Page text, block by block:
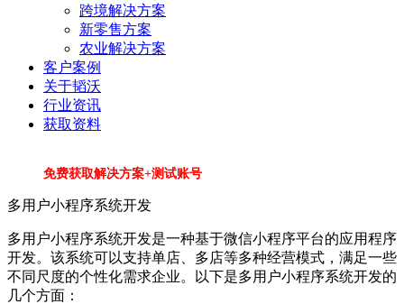
跨境解决方案
新零售方案
农业解决方案
客户案例
关于韬沃
行业资讯
获取资料
免费获取解决方案+测试账号
多用户小程序系统开发
多用户小程序系统开发是一种基于微信小程序平台的应用程序
开发。该系统可以支持单店、多店等多种经营模式，满足一些
不同尺度的个性化需求企业。以下是多用户小程序系统开发的
几个方面：